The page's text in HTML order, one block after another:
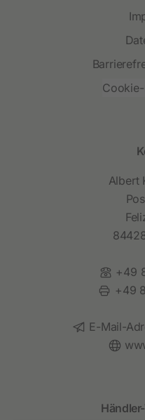
Albert
+49
Fax:
+49
E-Mail:
E-Mail-